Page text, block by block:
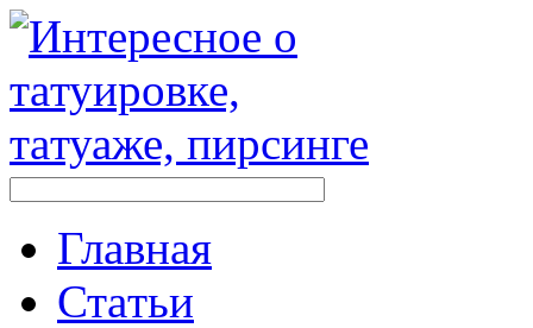
Главная
Стaтьи